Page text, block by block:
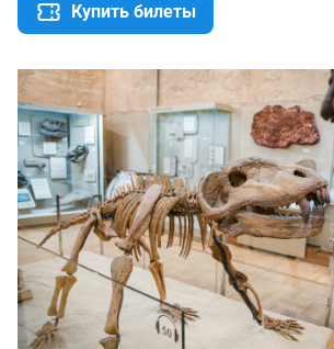
Купить билеты